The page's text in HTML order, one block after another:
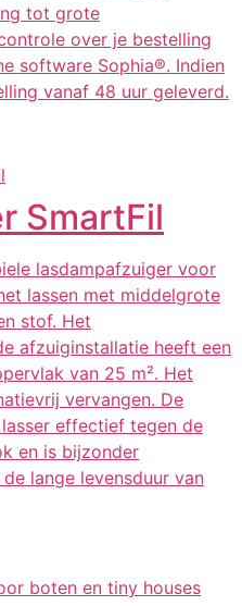
tot grote
over je bestelling
software Sophia®. Indien
vanaf 48 uur geleverd.
SmartFil
lasdampafzuiger voor
lassen met middelgrote
stof. Het
afzuiginstallatie heeft een
van 25 m². Het
vervangen. De
effectief tegen de
en is bijzonder
lange levensduur van